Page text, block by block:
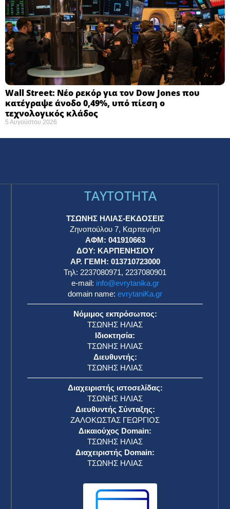
Wall Street: Νέο ρεκόρ για τον Dow Jones που
κατέγραψε άνοδο 0,49%, υπό πίεση ο
τεχνολογικός κλάδος
5 Αυγούστου 2026
TAYTOTHTA
ΤΣΩΝΗΣ ΗΛΙΑΣ-ΕΚΔΟΣΕΙΣ
Ζηνοπούλου 7, Καρπενήσι
ΑΦΜ: 041910663
ΔΟΥ: ΚΑΡΠΕΝΗΣΙΟΥ
ΑΡ. ΓΕΜΗ: 013710723000
Τηλ: 2237080971, 2237080901
e-mail: info@evrytanika.gr
domain name: evrytaniKa.gr
Νόμιμος εκπρόσωπος:
ΤΣΩΝΗΣ ΗΛΙΑΣ
Ιδιοκτησία:
ΤΣΩΝΗΣ ΗΛΙΑΣ
Διευθυντής:
ΤΣΩΝΗΣ ΗΛΙΑΣ
Διαχειριστής ιστοσελίδας:
ΤΣΩΝΗΣ ΗΛΙΑΣ
Διευθυντής Σύνταξης:
ΖΑΛΟΚΩΣΤΑΣ ΓΕΩΡΓΙΟΣ
Δικαιούχος Domain:
ΤΣΩΝΗΣ ΗΛΙΑΣ
Διαχειριστής Domain:
ΤΣΩΝΗΣ ΗΛΙΑΣ